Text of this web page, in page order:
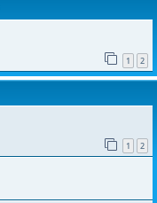
1 2
1 2